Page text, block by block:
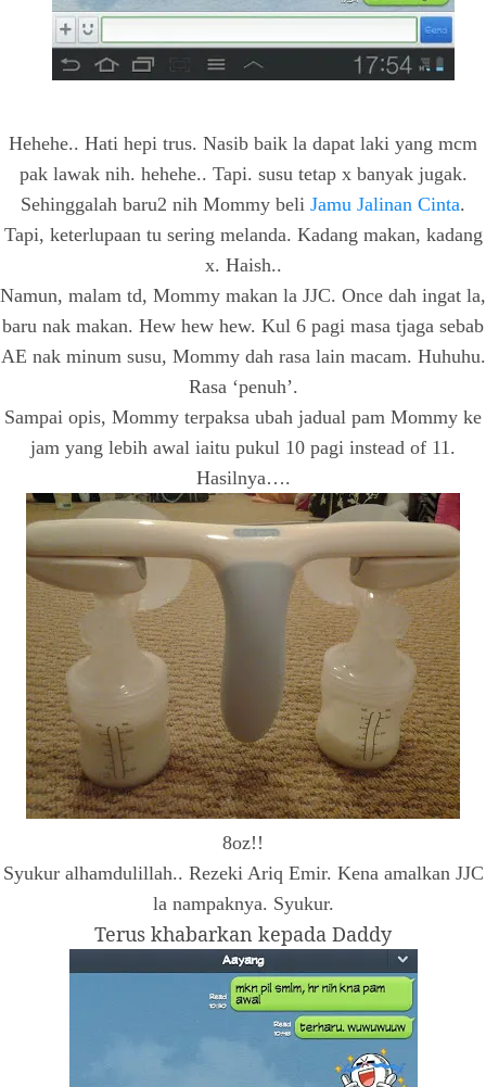
Hehehe.. Hati hepi trus. Nasib baik la dapat laki yang mcm
pak lawak nih. hehehe.. Tapi. susu tetap x banyak jugak.
Sehinggalah baru2 nih Mommy beli Jamu Jalinan Cinta.
Tapi, keterlupaan tu sering melanda. Kadang makan, kadang
x. Haish..
Namun, malam td, Mommy makan la JJC. Once dah ingat la,
baru nak makan. Hew hew hew. Kul 6 pagi masa tjaga sebab
AE nak minum susu, Mommy dah rasa lain macam. Huhuhu.
Rasa ‘penuh’.
Sampai opis, Mommy terpaksa ubah jadual pam Mommy ke
jam yang lebih awal iaitu pukul 10 pagi instead of 11.
Hasilnya….
8oz!!
Syukur alhamdulillah.. Rezeki Ariq Emir. Kena amalkan JJC
la nampaknya. Syukur.
Terus khabarkan kepada Daddy